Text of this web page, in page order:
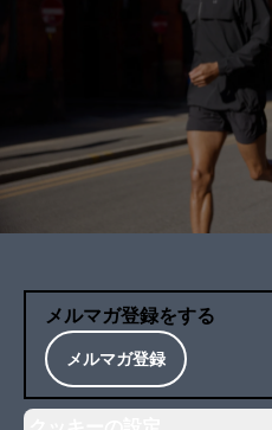
メルマガ登録をする
メルマガ登録